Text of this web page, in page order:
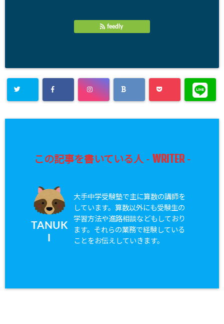
feedly
この記事を書いている人 - WRITER-
TANUK
大手中学受験塾で主に算数の講師を
しています。算数以外にも受験生の
学習方法や進路相談などもしており
ます。それらの業務で経験している
ことをお伝えしていきます。